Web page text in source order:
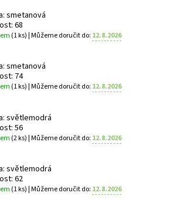
smetanová
68
(1 ks)| Můžeme doručit do: 12.8.2026
smetanová
74
(1 ks)| Můžeme doručit do: 12.8.2026
světlemodrá
56
(2 ks)| Můžeme doručit do: 12.8.2026
světlemodrá
62
(1 ks)| Můžeme doručit do: 12.8.2026